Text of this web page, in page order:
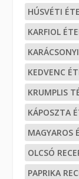
HÚSVÉTI
KARFIOL
KEDVENC
KRUMPLIS
KÁPOSZTA
MAGYAROS
OLCSÓ
PAPRIKA